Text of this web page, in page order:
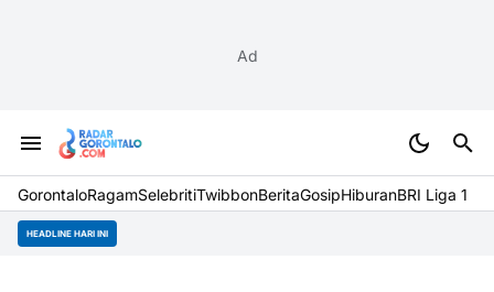
Ad
GorontaloRagamSelebritiTwibbonBeritaGosipHiburanBRI Liga 1
HEADLINE HARI INI